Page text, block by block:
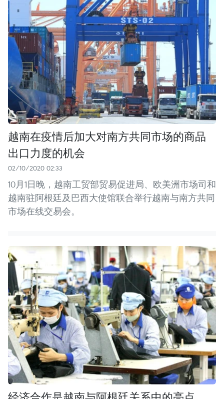
越南在疫情后加大对南方共同市场的商品
出口力度的机会
02/10/2020 02:33
10月1日晚，越南工贸部贸易促进局、欧美洲市场司和
越南驻阿根廷及巴西大使馆联合举行越南与南方共同
市场在线交易会。